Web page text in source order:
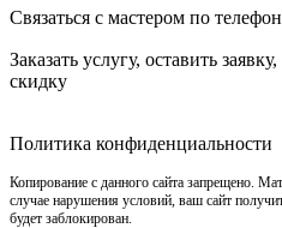
Связаться с мастером по
Заказать услугу, оставить
скидку
Политика конфиденциальности
Копирование с данного сайта запрещено.
случае нарушения условий, ваш сайт
будет заблокирован.